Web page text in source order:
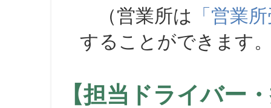
（営業所は 「営業
することができます
【担当ドライバー